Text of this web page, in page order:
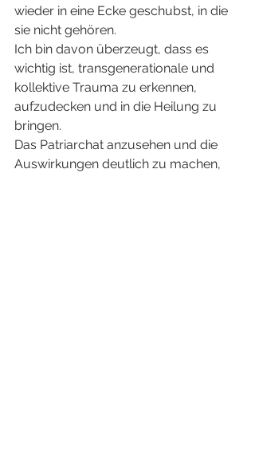
wieder in eine Ecke geschubst, in die
sie nicht gehören.
Ich bin davon überzeugt, dass es
wichtig ist, transgenerationale und
kollektive Trauma zu erkennen,
aufzudecken und in die Heilung zu
bringen.
Das Patriarchat anzusehen und die
Auswirkungen deutlich zu machen,